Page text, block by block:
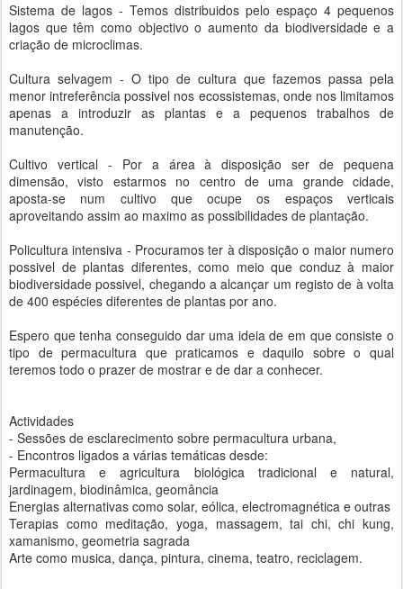
Sistema de lagos - Temos distribuidos pelo espaço 4 pequenos
lagos que têm como objectivo o aumento da biodiversidade e a
criação de microclimas.
Cultura selvagem - O tipo de cultura que fazemos passa pela
menor intreferência possivel nos ecossistemas, onde nos limitamos
apenas a introduzir as plantas e a pequenos trabalhos de
manutenção.
Cultivo vertical - Por a área à disposição ser de pequena
dimensão, visto estarmos no centro de uma grande cidade,
aposta-se num cultivo que ocupe os espaços verticais
aproveitando assim ao maximo as possibilidades de plantação.
Policultura intensiva - Procuramos ter à disposição o maior numero
possivel de plantas diferentes, como meio que conduz à maior
biodiversidade possivel, chegando a alcançar um registo de à volta
de 400 espécies diferentes de plantas por ano.
Espero que tenha conseguido dar uma ideia de em que consiste o
tipo de permacultura que praticamos e daquilo sobre o qual
teremos todo o prazer de mostrar e de dar a conhecer.
Actividades
- Sessões de esclarecimento sobre permacultura urbana,
- Encontros ligados a várias temáticas desde:
Permacultura e agricultura biológica tradicional e natural,
jardinagem, biodinâmica, geomância
Energias alternativas como solar, eólica, electromagnética e outras
Terapias como meditação, yoga, massagem, tai chi, chi kung,
xamanismo, geometria sagrada
Arte como musica, dança, pintura, cinema, teatro, reciclagem.